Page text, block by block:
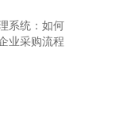
系统：如何
业采购流程